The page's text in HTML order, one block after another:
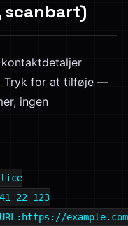
scanbart)
Tryk for at tilføje —
ingen
22 123